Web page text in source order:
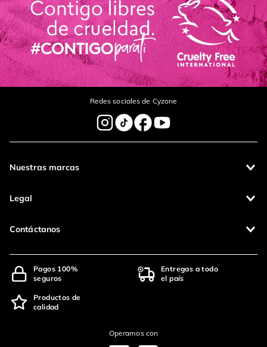
Redes sociales de Cyzone
Nuestras marcas
Legal
Contáctanos
Pagos 100%
seguros
Entregas a todo
el país
Productos de
calidad
Operamos con